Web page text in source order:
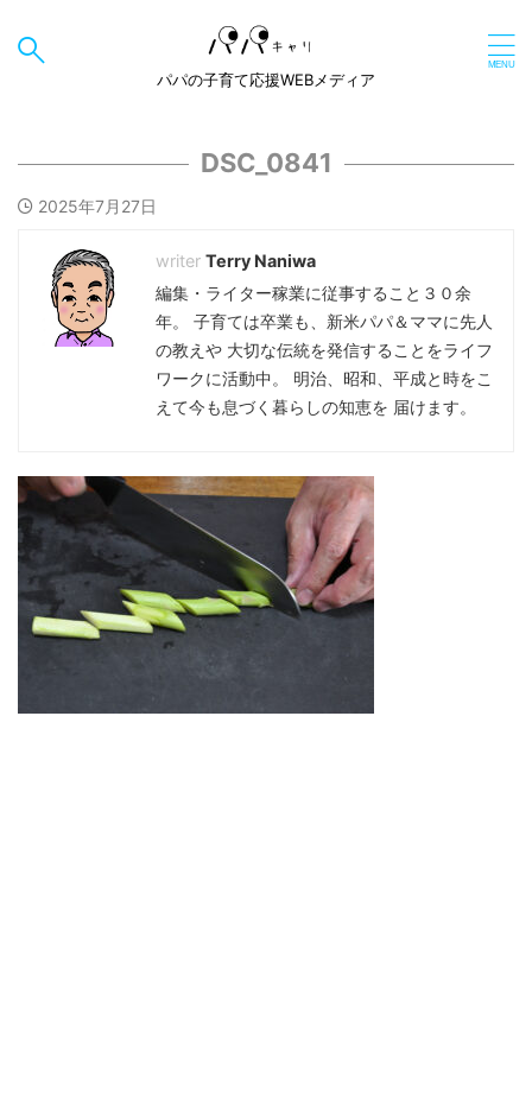
パパの子育て応援WEBメディア
DSC_0841
2025年7月27日
Terry Naniwa
編集・ライター稼業に従事すること３０余
年。 子育ては卒業も、新米パパ＆ママに先人
の教えや 大切な伝統を発信することをライフ
ワークに活動中。 明治、昭和、平成と時をこ
えて今も息づく暮らしの知恵を 届けます。